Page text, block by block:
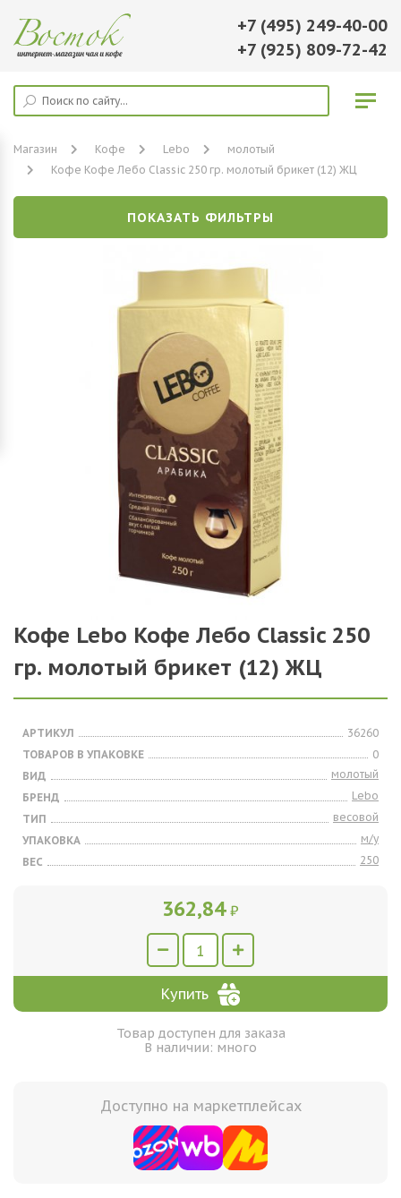
+7 (495) 249-40-00
+7 (925) 809-72-42
Магазин Кофе Lebo
молотый
Кофе Кофе Лебо Classic 250 гр. молотый брикет (12) ЖЦ
ПОКАЗАТЬ ФИЛЬТРЫ
Кофе Lebo Кофе Лебо Classic 250
гр. молотый брикет (12) ЖЦ
АРТИКУЛ
36260
ТОВАРОВ В УПАКОВКЕ
0
ВИД
молотый
БРЕНД
Lebo
ТИП
весовой
УПАКОВКА
м/у
ВЕС
250
362,84 ₽
Купить
Товар доступен для заказа
В наличии: много
Доступно на маркетплейсах